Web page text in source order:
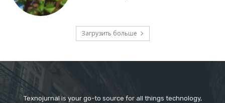
Загрузить больше
Texnojurnal is your go-to source for all things technology,